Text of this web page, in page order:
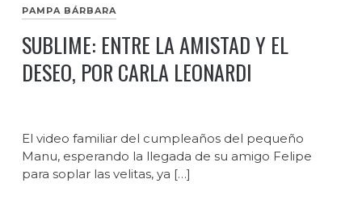
PAMPA BÁRBARA
SUBLIME: ENTRE LA AMISTAD Y EL
DESEO, POR CARLA LEONARDI
El video familiar del cumpleaños del pequeño
Manu, esperando la llegada de su amigo Felipe
para soplar las velitas, ya […]